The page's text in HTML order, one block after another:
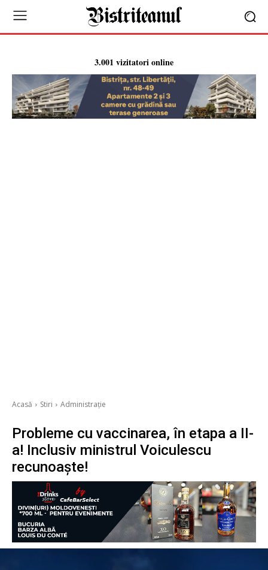
3.001 vizitatori online
Acasă Stiri Administrație
Probleme cu vaccinarea, în etapa a II-
a! Inclusiv ministrul Voiculescu
recunoaște!